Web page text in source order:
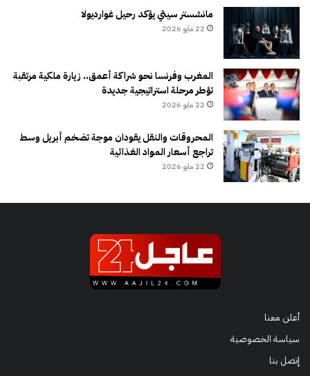
مانشستر سيتي يؤكد رحيل غوارديولا
22 مايو 2026
المغرب وفرنسا نحو شراكة أعمق.. زيارة ملكية مرتقبة
تؤطر مرحلة استراتيجية جديدة
22 مايو 2026
المحروقات والنقل يقودان موجة تضخم أبريل وسط
تراجع أسعار المواد الغذائية
22 مايو 2026
أعلن معنا
سياسة الخصوصية
إتصل بنا